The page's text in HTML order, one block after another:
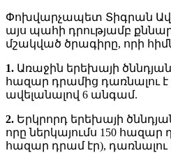
Փոխվարչապետ Տիգրան
այս պահի դրությամբ
մշակված ծրագիրը, որի
1. Առաջին երեխայի
հազար դրամից դառնալու է
ավելանալով 6 անգամ.
2. Երկրորդ երեխայի
որը ներկայումս 150 հազար
հազար դրամ էր), դառնալու